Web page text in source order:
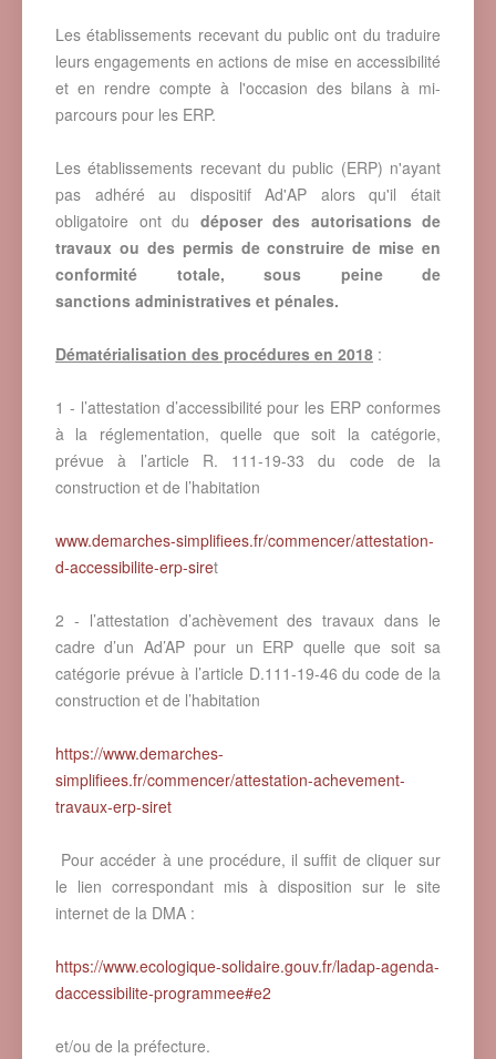
Les établissements recevant du public ont du traduire
leurs engagements en actions de mise en accessibilité
et en rendre compte à l'occasion des bilans à mi-
parcours pour les ERP.
Les établissements recevant du public (ERP) n'ayant
pas adhéré au dispositif Ad'AP alors qu'il était
obligatoire ont du déposer des autorisations de
travaux ou des permis de construire de mise en
conformité totale, sous peine de
sanctions administratives et pénales.
Dématérialisation des procédures en 2018 :
1 - l’attestation d’accessibilité pour les ERP conformes
à la réglementation, quelle que soit la catégorie,
prévue à l’article R. 111-19-33 du code de la
construction et de l’habitation
www.demarches-simplifiees.fr/commencer/attestation-
d-accessibilite-erp-siret
2 - l’attestation d’achèvement des travaux dans le
cadre d’un Ad’AP pour un ERP quelle que soit sa
catégorie prévue à l’article D.111-19-46 du code de la
construction et de l’habitation
https://www.demarches-
simplifiees.fr/commencer/attestation-achevement-
travaux-erp-siret
Pour accéder à une procédure, il suffit de cliquer sur
le lien correspondant mis à disposition sur le site
internet de la DMA :
https://www.ecologique-solidaire.gouv.fr/ladap-agenda-
daccessibilite-programmee#e2
et/ou de la préfecture.